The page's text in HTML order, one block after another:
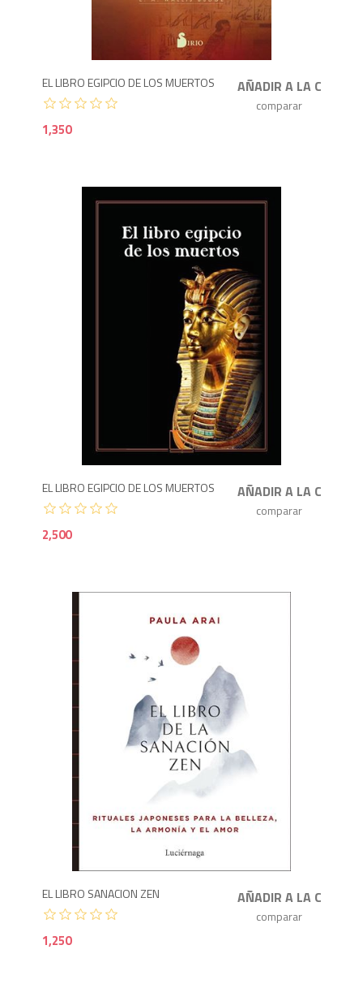
EL LIBRO EGIPCIO DE LOS MUERTOS
1,350
EL LIBRO EGIPCIO DE LOS MUERTOS
2,500
EL LIBRO SANACION ZEN
1,250